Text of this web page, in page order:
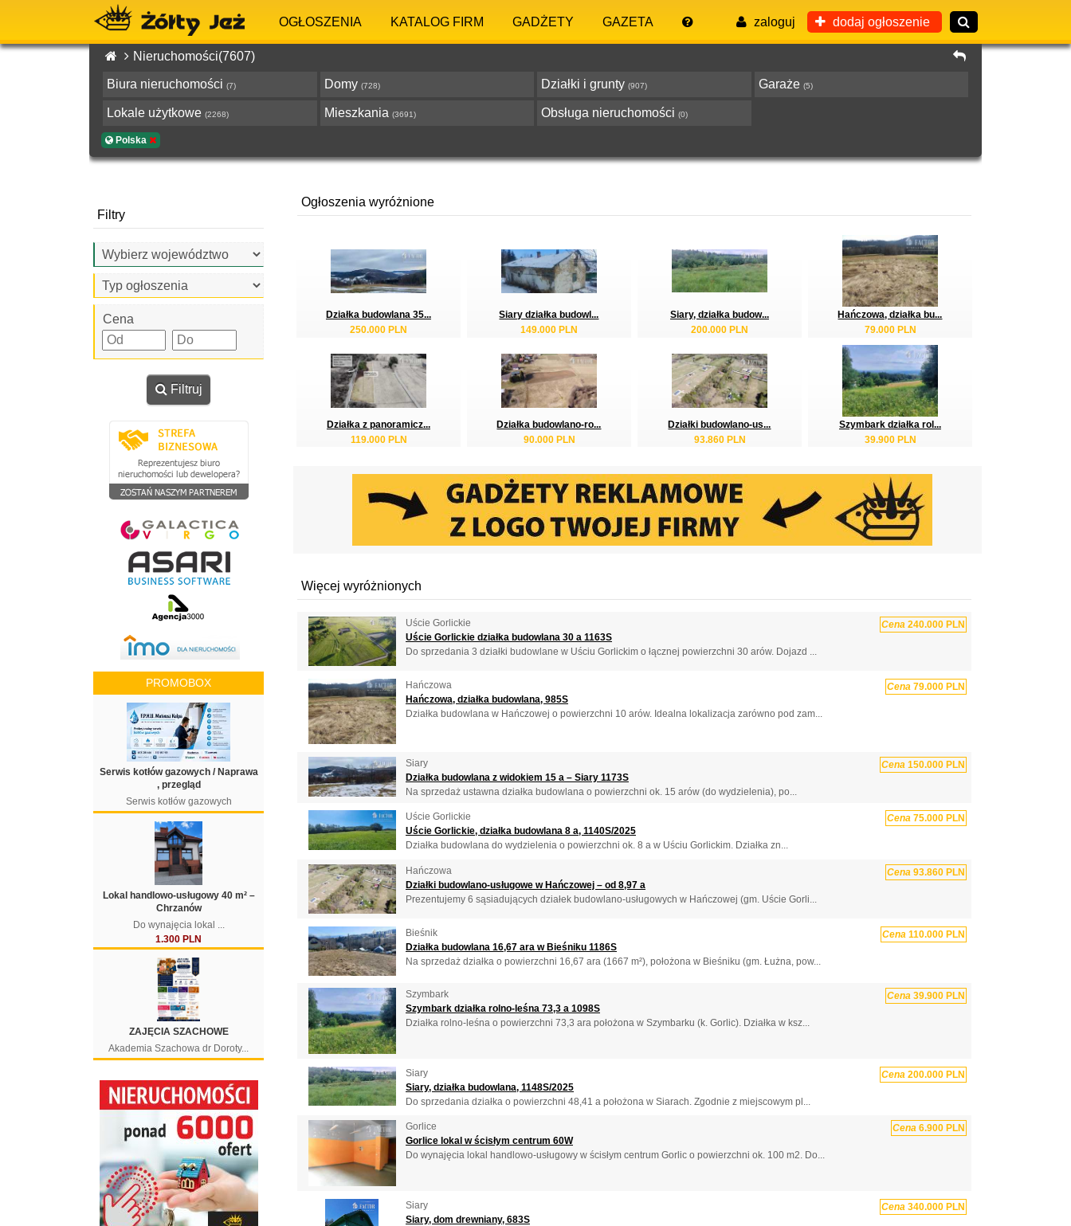
OGŁOSZENIA KATALOG FIRM GADŻETY GAZETA zaloguj dodaj ogłoszenie
Nieruchomości(7607)
Biura nieruchomości (7) Domy (728) Działki i grunty (907) Garaże (5)
Lokale użytkowe (2268) Mieszkania (3691) Obsługa nieruchomości (0)
Polska
Filtry
Cena
Filtruj
PROMOBOX
Serwis kotłów gazowych / Naprawa
, przegląd
Serwis kotłów gazowych
Lokal handlowo-usługowy 40 m² –
Chrzanów
Do wynajęcia lokal ...
1.300 PLN
ZAJĘCIA SZACHOWE
Akademia Szachowa dr Doroty...
Ogłoszenia wyróżnione
Działka budowlana 35...
250.000 PLN
Siary działka budowl...
149.000 PLN
Siary, działka budow...
200.000 PLN
Hańczowa, działka bu...
79.000 PLN
Działka z panoramicz...
119.000 PLN
Działka budowlano-ro...
90.000 PLN
Działki budowlano-us...
93.860 PLN
Szymbark działka rol...
39.900 PLN
Więcej wyróżnionych
Uście Gorlickie Cena 240.000 PLN
Uście Gorlickie działka budowlana 30 a 1163S
Do sprzedania 3 działki budowlane w Uściu Gorlickim o łącznej powierzchni 30 arów. Dojazd ...
Hańczowa Cena 79.000 PLN
Hańczowa, działka budowlana, 985S
Działka budowlana w Hańczowej o powierzchni 10 arów. Idealna lokalizacja zarówno pod zam...
Siary Cena 150.000 PLN
Działka budowlana z widokiem 15 a – Siary 1173S
Na sprzedaż ustawna działka budowlana o powierzchni ok. 15 arów (do wydzielenia), po...
Uście Gorlickie Cena 75.000 PLN
Uście Gorlickie, działka budowlana 8 a, 1140S/2025
Działka budowlana do wydzielenia o powierzchni ok. 8 a w Uściu Gorlickim. Działka zn...
Hańczowa Cena 93.860 PLN
Działki budowlano-usługowe w Hańczowej – od 8,97 a
Prezentujemy 6 sąsiadujących działek budowlano-usługowych w Hańczowej (gm. Uście Gorli...
Bieśnik Cena 110.000 PLN
Działka budowlana 16,67 ara w Bieśniku 1186S
Na sprzedaż działka o powierzchni 16,67 ara (1667 m²), położona w Bieśniku (gm. Łużna, pow...
Szymbark Cena 39.900 PLN
Szymbark działka rolno-leśna 73,3 a 1098S
Działka rolno-leśna o powierzchni 73,3 ara położona w Szymbarku (k. Gorlic). Działka w ksz...
Siary Cena 200.000 PLN
Siary, działka budowlana, 1148S/2025
Do sprzedania działka o powierzchni 48,41 a położona w Siarach. Zgodnie z miejscowym pl...
Gorlice Cena 6.900 PLN
Gorlice lokal w ścisłym centrum 60W
Do wynajęcia lokal handlowo-usługowy w ścisłym centrum Gorlic o powierzchni ok. 100 m2. Do...
Siary Cena 340.000 PLN
Siary, dom drewniany, 683S